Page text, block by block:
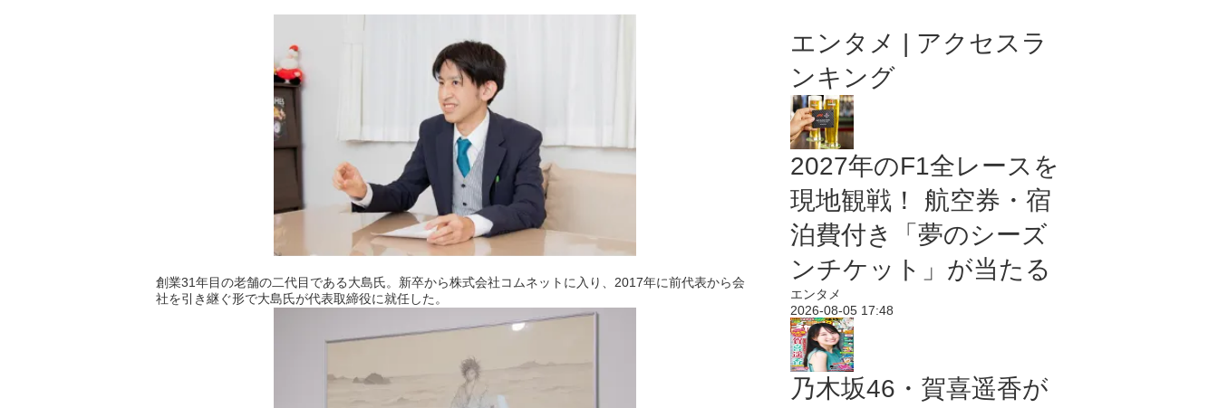
創業31年目の老舗の二代目である大島氏。新卒から株式会社コムネットに入り、 2017年に前代表から会
社を引き継ぐ形で大島氏が代表取締役に就任した。
エンタメ | アクセスラ
ンキング
2027年のF1全レースを
現地観戦！ 航空券・宿
泊費付き「夢のシーズ
ンチケット」が当たる
エンタメ
2026-08-05 17:48
乃木坂46・賀喜遥香が